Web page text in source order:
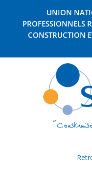
UNION
PROFESSIONNELS
CONSTRUCTION